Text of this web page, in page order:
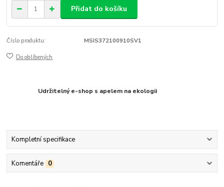
Přidat do košíku
Číslo produktu: MSIS372100910SV1
Do oblíbených
Udržitelný e-shop s apelem na ekologii
Kompletní specifikace
Komentáře 0